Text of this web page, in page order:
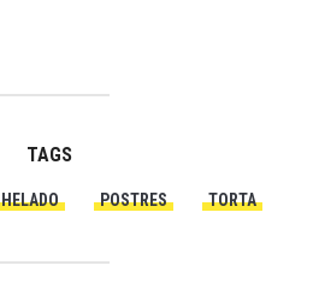
TAGS
HELADO POSTRES TORTA